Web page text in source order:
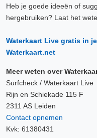
Heb je goede ideeën of
hergebruiken? Laat het
Waterkaart Live gratis in
Waterkaart.net
Meer weten over
Surfcheck / Waterkaart Live
Rijn en Schiekade 115 F
2311 AS Leiden
Contact opnemen
Kvk: 61380431